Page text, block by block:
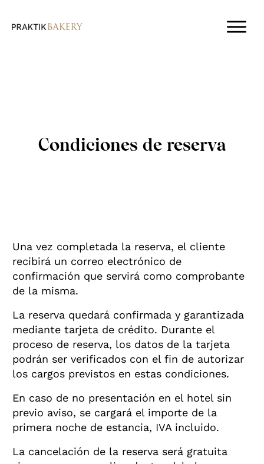
Condiciones de reserva
Una vez completada la reserva, el cliente
recibirá un correo electrónico de
confirmación que servirá como comprobante
de la misma.
La reserva quedará confirmada y garantizada
mediante tarjeta de crédito. Durante el
proceso de reserva, los datos de la tarjeta
podrán ser verificados con el fin de autorizar
los cargos previstos en estas condiciones.
En caso de no presentación en el hotel sin
previo aviso, se cargará el importe de la
primera noche de estancia, IVA incluido.
La cancelación de la reserva será gratuita